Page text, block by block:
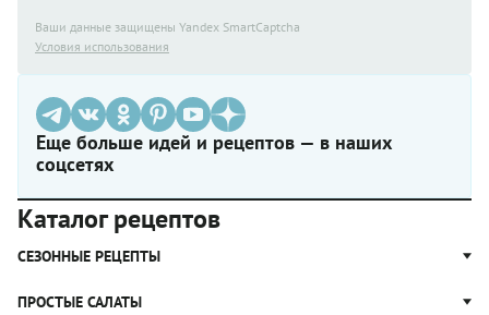
Ваши данные защищены Yandex SmartCaptcha
Условия использования
Еще больше идей и рецептов — в наших
соцсетях
Каталог рецептов
СЕЗОННЫЕ РЕЦЕПТЫ
Рецепты из капусты
ПРОСТЫЕ САЛАТЫ